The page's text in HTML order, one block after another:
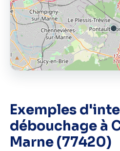
Exemples
débouchage à
Marne (77420)